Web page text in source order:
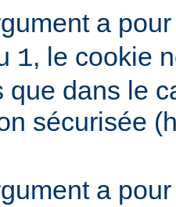
a
1, le cookie
que dans le
sécurisée
a